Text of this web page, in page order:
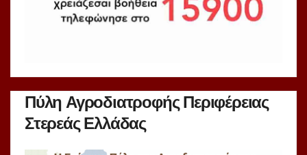
Πύλη Αγροδιατροφής Περιφέρειας
Στερεάς Ελλάδας